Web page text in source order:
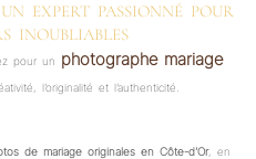
EXPERT PASSIONNÉ POUR
INOUBLIABLES
pour un photographe mariage
l’originalité et l’authenticité.
de mariage originales en Côte-d’Or, en